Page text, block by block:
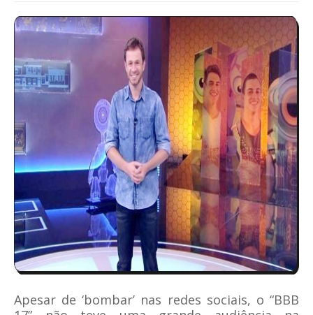
Apesar de ‘bombar’ nas redes sociais, o “BBB